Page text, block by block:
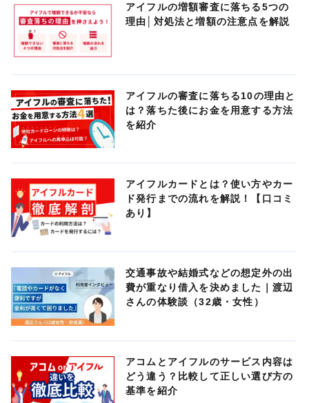
アイフルの増額審査に落ちる5つの
理由│対処法と増額の注意点を解説
アイフルの審査に落ちる10の理由と
は？落ちた後にお金を用意する方法
を紹介
アイフルカードとは？使い方やカー
ド発行までの流れを解説！【口コミ
あり】
交通事故や結婚式などの想定外の出
費が重なり借入を決めました｜渡辺
さんの体験談（32歳・女性）
アコムとアイフルのサービス内容は
どう違う？比較して正しい選び方の
基準を紹介